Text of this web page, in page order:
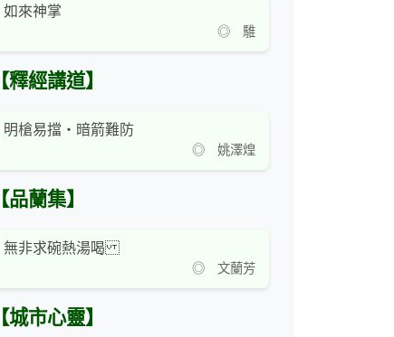
如來神掌
◎ 騅
【釋經講道】
明槍易擋‧暗箭難防
◎ 姚澤煌
【品蘭集】
無非求碗熱湯喝
◎ 文蘭芳
【城市心靈】